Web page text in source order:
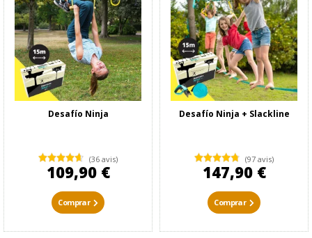
Desafío Ninja
(36 avis)
109,90 €
Comprar
Desafío Ninja + Slackline
(97 avis)
147,90 €
Comprar